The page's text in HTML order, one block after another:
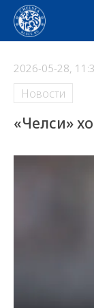
2026-05-28,
Новости
«Челси»